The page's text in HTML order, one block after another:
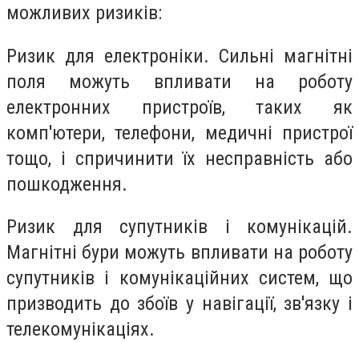
можливих ризиків:
Ризик для електроніки. Сильні магнітні
поля можуть впливати на роботу
електронних пристроїв, таких як
комп'ютери, телефони, медичні пристрої
тощо, і спричинити їх несправність або
пошкодження.
Ризик для супутників і комунікацій.
Магнітні бури можуть впливати на роботу
супутників і комунікаційних систем, що
призводить до збоїв у навігації, зв'язку і
телекомунікаціях.